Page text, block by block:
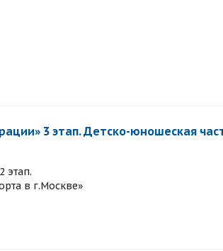
3 этап. Детско-юношеская
этап.
в г.Москве»